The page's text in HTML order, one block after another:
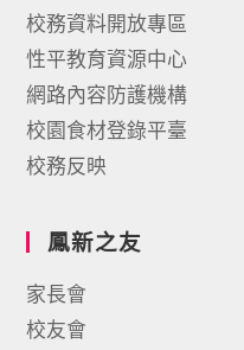
校務資料開放專區
性平教育資源中心
網路內容防護機構
校園食材登錄平臺
校務反映
鳳新之友
家長會
校友會